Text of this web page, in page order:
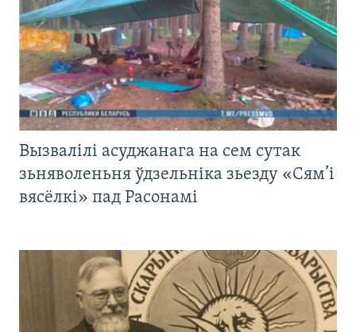
Вызвалілі асуджанага на сем сутак
зьняволеньня ўдзельніка зьезду «Сям’і
вясёлкі» пад Расонамі